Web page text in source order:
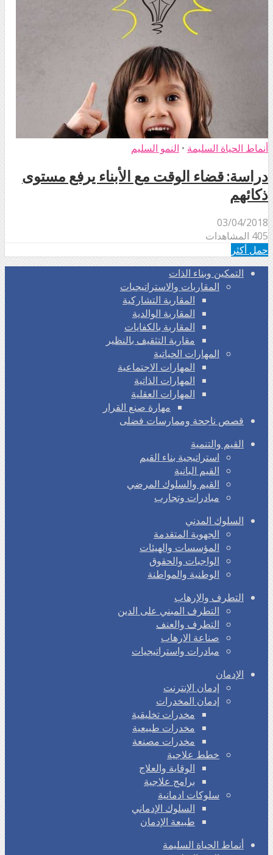
أنماط الحياة السليمة • النمو السليم
دراسة: قضاء الوقت مع الأبناء يرفع مستوى
ذكائهم
03/04/2018
405 المشاهدات
حمل أكثر
التمكين وبناء الذات
المقاربات والاستراتيجيات
المقاربة التشاركية
المقاربة الوالدية
المقاربة بالكفايات
مقاربة التثقيف بالنظير
المهارات الحياتية
المهارات الاجتماعية
المهارات الذاتية
المهارات العقلية
مهارة صنع القرار
قصص ناجحة وممارسات فضلى
القيم والتنمية
استراتيجية بناء القيم
القيم البانية
القيم والسلوك المرضي
مبادرات وتجارب
السلوك المدني
الجهوية المتقدمة
المؤسسات والهيئات
الواجبات والحقوق
الوطنية والمواطنة
التطرف والإرهاب
التطرف المبني على الدين
التطرف والعنف
صناعة الارهاب
مبادرات واستراتيجيات
الإدمان
إدمان الإنترنت
إدمان المخدرات
مخدرات تخليقية
مخدرات طبيعية
مخدرات مصنعة
خطط علاجية
الوقاية والعلاج
برامج علاجية
سلوكات ادمانية
السلوك الإدماني
طبيعة الإدمان
أنماط الحياة السليمة